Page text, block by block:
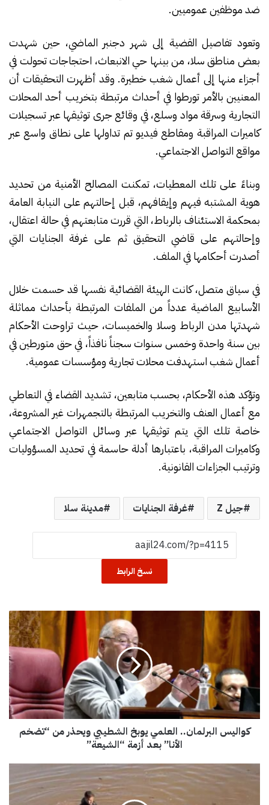
ضد موظفين عموميين.
وتعود تفاصيل القضية إلى شهر دجنبر الماضي، حين شهدت
بعض مناطق سلا، من بينها حي الانبعاث، احتجاجات تحولت في
أجزاء منها إلى أعمال شغب خطيرة. وقد أظهرت التحقيقات أن
المعنيين بالأمر تورطوا في أحداث مرتبطة بتخريب أحد المحلات
التجارية وسرقة مواد وسلع، في وقائع جرى توثيقها عبر تسجيلات
كاميرات المراقبة ومقاطع فيديو تم تداولها على نطاق واسع عبر
مواقع التواصل الاجتماعي.
وبناءً على تلك المعطيات، تمكنت المصالح الأمنية من تحديد
هوية المشتبه فيهم وإيقافهم، قبل إحالتهم على النيابة العامة
بمحكمة الاستئناف بالرباط، التي قررت متابعتهم في حالة اعتقال،
وإحالتهم على قاضي التحقيق ثم على غرفة الجنايات التي
أصدرت أحكامها في الملف.
في سياق متصل، كانت الهيئة القضائية نفسها قد حسمت خلال
الأسابيع الماضية عدداً من الملفات المرتبطة بأحداث مماثلة
شهدتها مدن الرباط وسلا والخميسات، حيث تراوحت الأحكام
بين سنة واحدة وخمس سنوات سجناً نافذاً، في حق متورطين في
أعمال شغب استهدفت محلات تجارية ومؤسسات عمومية.
وتؤكد هذه الأحكام، بحسب متابعين، تشديد القضاء في التعاطي
مع أعمال العنف والتخريب المرتبطة بالتجمهرات غير المشروعة،
خاصة تلك التي يتم توثيقها عبر وسائل التواصل الاجتماعي
وكاميرات المراقبة، باعتبارها أدلة حاسمة في تحديد المسؤوليات
وترتيب الجزاءات القانونية.
جيل Z غرفة الجنايات مدينة سلا
نسخ الرابط
و
ا
ل
ب
كواليس البرلمان.. العلمي يوبخ الشطيبي ويحذر من “تضخم
الأنا” بعد أزمة “الشيعة”